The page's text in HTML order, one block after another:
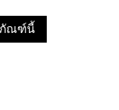
ภัณฑ์นี้